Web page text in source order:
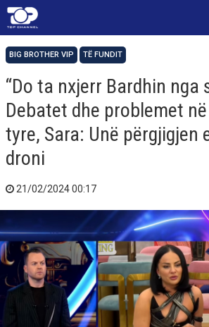
BIG BROTHER VIP TË FUNDIT
“Do ta nxjerr Bardhin nga
Debatet dhe problemet
tyre, Sara: Unë përgjigjen
droni
21/02/2024 00:17